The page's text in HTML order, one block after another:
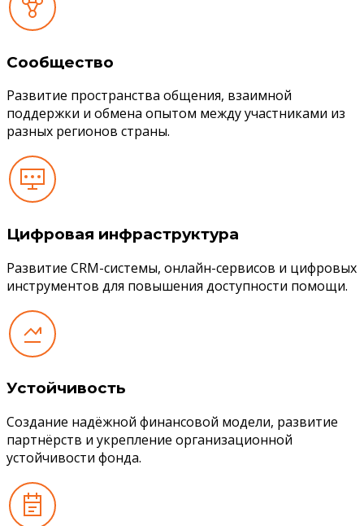
Сообщество
Развитие пространства общения, взаимной
поддержки и обмена опытом между участниками из
разных регионов страны.
Цифровая инфраструктура
Развитие CRM-системы, онлайн-сервисов и цифровых
инструментов для повышения доступности помощи.
Устойчивость
Создание надёжной финансовой модели, развитие
партнёрств и укрепление организационной
устойчивости фонда.